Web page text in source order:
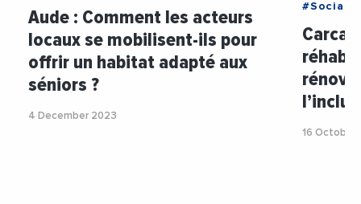
Aude : Comment les acteurs
locaux se mobilisent-ils pour
offrir un habitat adapté aux
séniors ?
4 December 2023
#Social
16 October